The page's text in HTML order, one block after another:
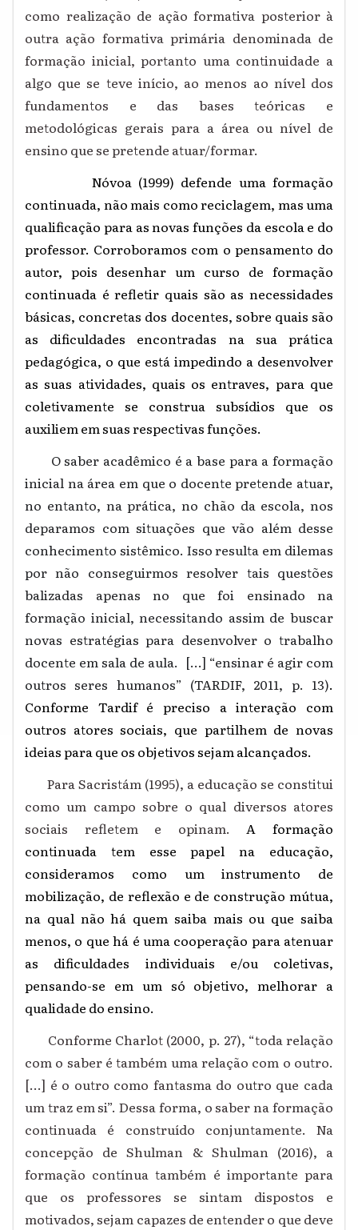
como realização de ação formativa posterior à
outra ação formativa primária denominada de
formação inicial, portanto uma continuidade a
algo que se teve início, ao menos ao nível dos
fundamentos e das bases teóricas e
metodológicas gerais para a área ou nível de
ensino que se pretende atuar/formar.
Nóvoa (1999) defende uma formação
continuada, não mais como reciclagem, mas uma
qualificação para as novas funções da escola e do
professor. Corroboramos com o pensamento do
autor, pois desenhar um curso de formação
continuada é refletir quais são as necessidades
básicas, concretas dos docentes, sobre quais são
as dificuldades encontradas na sua prática
pedagógica, o que está impedindo a desenvolver
as suas atividades, quais os entraves, para que
coletivamente se construa subsídios que os
auxiliem em suas respectivas funções.
O saber acadêmico é a base para a formação
inicial na área em que o docente pretende atuar,
no entanto, na prática, no chão da escola, nos
deparamos com situações que vão além desse
conhecimento sistêmico. Isso resulta em dilemas
por não conseguirmos resolver tais questões
balizadas apenas no que foi ensinado na
formação inicial, necessitando assim de buscar
novas estratégias para desenvolver o trabalho
docente em sala de aula. [...] “ensinar é agir com
outros seres humanos” (TARDIF, 2011, p. 13).
Conforme Tardif é preciso a interação com
outros atores sociais, que partilhem de novas
ideias para que os objetivos sejam alcançados.
Para Sacristám (1995), a educação se constitui
como um campo sobre o qual diversos atores
sociais refletem e opinam.A formação
continuada tem esse papel na educação,
consideramos como um instrumento de
mobilização, de reflexão e de construção mútua,
na qual não há quem saiba mais ou que saiba
menos, o que há é uma cooperação para atenuar
as dificuldades individuais e/ou coletivas,
pensando-se em um só objetivo, melhorar a
qualidade do ensino.
Conforme Charlot (2000, p. 27), “toda relação
com o saber é também uma relação com o outro.
[...] é o outro como fantasma do outro que cada
um traz em si”. Dessa forma, o saber na formação
continuada é construído conjuntamente. Na
concepção de Shulman & Shulman (2016), a
formação contínua também é importante para
que os professores se sintam dispostos e
motivados, sejam capazes de entender o que deve